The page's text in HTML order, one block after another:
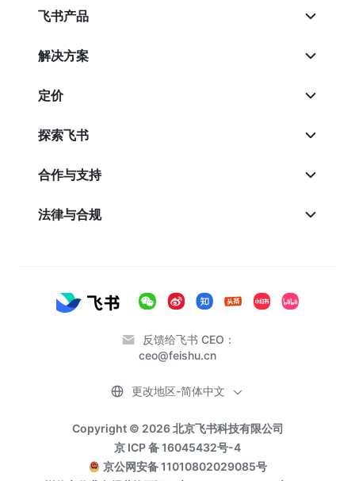
飞书产品
解决方案
定价
探索飞书
合作与支持
法律与合规
反馈给飞书 CEO：
ceo@feishu.cn
Copyright © 2026 北京飞书科技有限公司
京 ICP 备 16045432号-4
京公网安备 11010802029085号
更改地区-简体中文